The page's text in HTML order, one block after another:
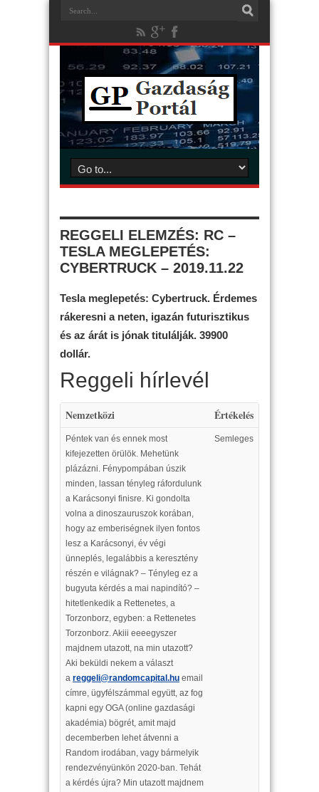
REGGELI ELEMZÉS: RC –
TESLA MEGLEPETÉS:
CYBERTRUCK – 2019.11.22
Tesla meglepetés: Cybertruck. Érdemes
rákeresni a neten, igazán futurisztikus
és az árát is jónak titulálják. 39900
dollár.
Reggeli hírlevél
Nemzetközi Értékelés
Péntek van és ennek most
kifejezetten örülök. Mehetünk
plázázni. Fénypompában úszik
minden, lassan tényleg ráfordulunk
a Karácsonyi finisre. Ki gondolta
volna a dinoszauruszok korában,
hogy az emberiségnek ilyen fontos
lesz a Karácsonyi, év végi
ünneplés, legalábbis a keresztény
részén e világnak? – Tényleg ez a
bugyuta kérdés a mai napindító? –
hitetlenkedik a Rettenetes, a
Torzonborz, egyben: a Rettenetes
Torzonborz. Akiii eeeegyszer
majdnem utazott, na min utazott?
Aki beküldi nekem a választ
a reggeli@randomcapital.hu email
címre, ügyfélszámmal együtt, az fog
kapni egy OGA (online gazdasági
akadémia) bögrét, amit majd
decemberben lehet átvenni a
Random irodában, vagy bármelyik
rendezvényünkön 2020-ban. Tehát
a kérdés újra? Min utazott majdnem
Semleges